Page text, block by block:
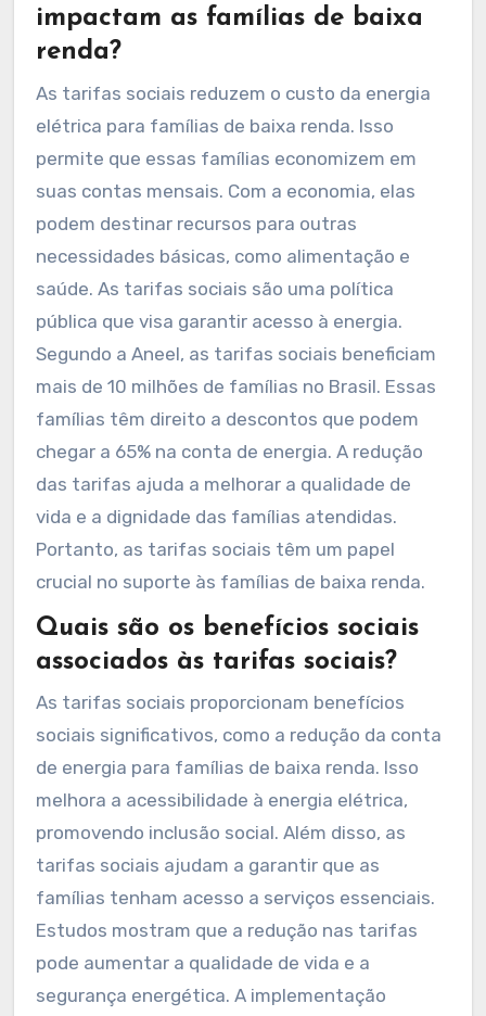
impactam as famílias de baixa
renda?
As tarifas sociais reduzem o custo da energia
elétrica para famílias de baixa renda. Isso
permite que essas famílias economizem em
suas contas mensais. Com a economia, elas
podem destinar recursos para outras
necessidades básicas, como alimentação e
saúde. As tarifas sociais são uma política
pública que visa garantir acesso à energia.
Segundo a Aneel, as tarifas sociais beneficiam
mais de 10 milhões de famílias no Brasil. Essas
famílias têm direito a descontos que podem
chegar a 65% na conta de energia. A redução
das tarifas ajuda a melhorar a qualidade de
vida e a dignidade das famílias atendidas.
Portanto, as tarifas sociais têm um papel
crucial no suporte às famílias de baixa renda.
Quais são os benefícios sociais
associados às tarifas sociais?
As tarifas sociais proporcionam benefícios
sociais significativos, como a redução da conta
de energia para famílias de baixa renda. Isso
melhora a acessibilidade à energia elétrica,
promovendo inclusão social. Além disso, as
tarifas sociais ajudam a garantir que as
famílias tenham acesso a serviços essenciais.
Estudos mostram que a redução nas tarifas
pode aumentar a qualidade de vida e a
segurança energética. A implementação